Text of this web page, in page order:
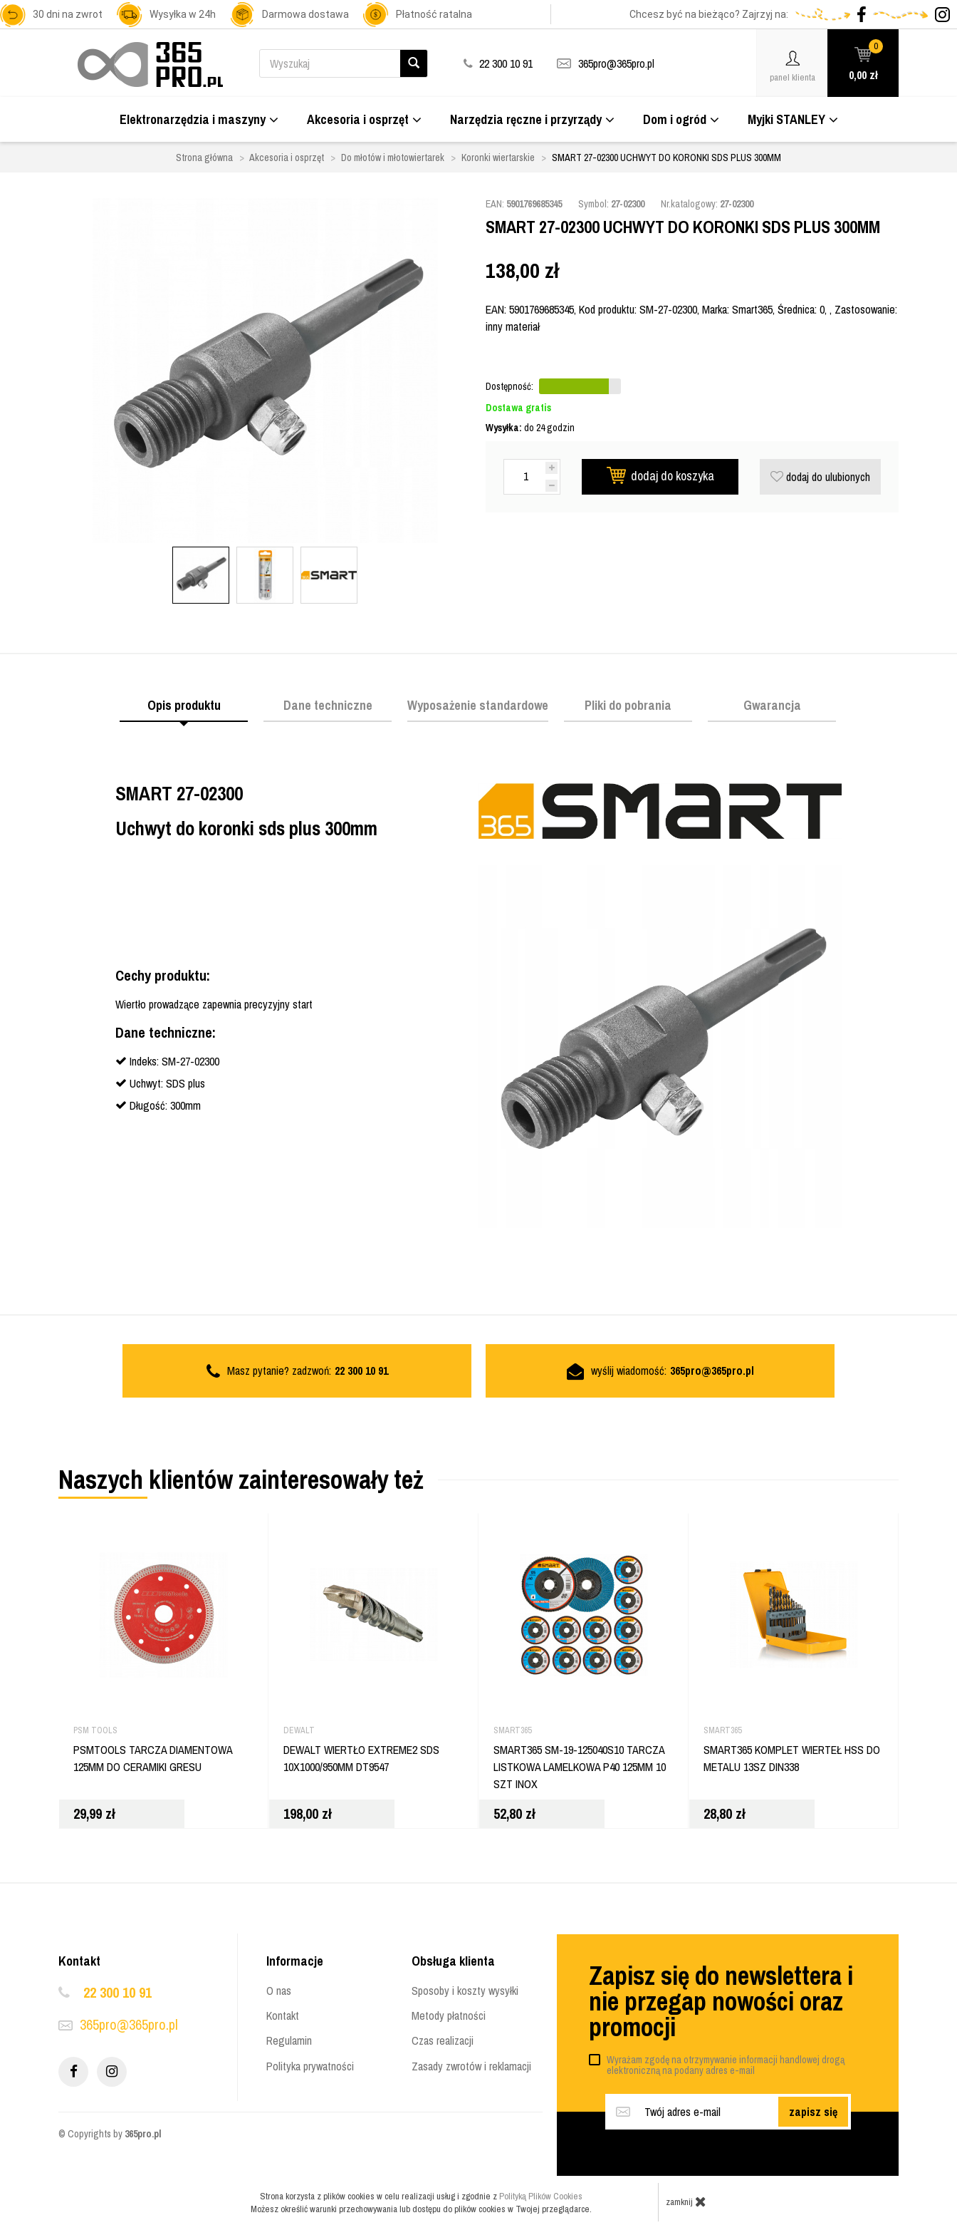
30 dni na zwrot Wysyłka w 24h Darmowa dostawa Płatność ratalna Chcesz być na bieżąco? Zajrzyj na:
22 300 10 91 365pro@365pro.pl
panel klienta
0
0,00 zł
Elektronarzędzia i maszyny Akcesoria i osprzęt Narzędzia ręczne i przyrządy Dom i ogród Myjki STANLEY
Strona główna Akcesoria i osprzęt Do młotów i młotowiertarek Koronki wiertarskie SMART 27-02300 UCHWYT DO KORONKI SDS PLUS 300MM
EAN: 5901769685345 Symbol: 27-02300 Nr.katalogowy: 27-02300
SMART 27-02300 UCHWYT DO KORONKI SDS PLUS 300MM
138,00 zł
EAN: 5901769685345, Kod produktu: SM-27-02300, Marka: Smart365, Średnica: 0, , Zastosowanie:
inny materiał
Dostępność:
Dostawa gratis
Wysyłka: do 24 godzin
dodaj do koszyka dodaj do ulubionych
Opis produktu Dane techniczne Wyposażenie standardowe Pliki do pobrania Gwarancja
SMART 27-02300
Uchwyt do koronki sds plus 300mm
Cechy produktu:
Wiertło prowadzące zapewnia precyzyjny start
Dane techniczne:
Indeks: SM-27-02300
Uchwyt: SDS plus
Długość: 300mm
Masz pytanie? zadzwoń: 22 300 10 91 wyślij wiadomość: 365pro@365pro.pl
Naszych klientów zainteresowały też
PSM TOOLS
PSMTOOLS TARCZA DIAMENTOWA
125MM DO CERAMIKI GRESU
29,99 zł
DEWALT
DEWALT WIERTŁO EXTREME2 SDS
10X1000/950MM DT9547
198,00 zł
SMART365
SMART365 SM-19-125040S10 TARCZA
LISTKOWA LAMELKOWA P40 125MM 10
SZT INOX
52,80 zł
SMART365
SMART365 KOMPLET WIERTEŁ HSS DO
METALU 13SZ DIN338
28,80 zł
Zapisz się do newslettera i
nie przegap nowości oraz
promocji
Wyrażam zgodę na otrzymywanie informacji handlowej drogą
elektroniczną na podany adres e-mail
zapisz się
Informacje
O nas
Kontakt
Regulamin
Polityka prywatności
Obsługa klienta
Sposoby i koszty wysyłki
Metody płatności
Czas realizacji
Zasady zwrotów i reklamacji
Kontakt
22 300 10 91
365pro@365pro.pl
© Copyrights by 365pro.pl
Strona korzysta z plików cookies w celu realizacji usług i zgodnie z Polityką Plików Cookies
Możesz określić warunki przechowywania lub dostępu do plików cookies w Twojej przeglądarce.
zamknij